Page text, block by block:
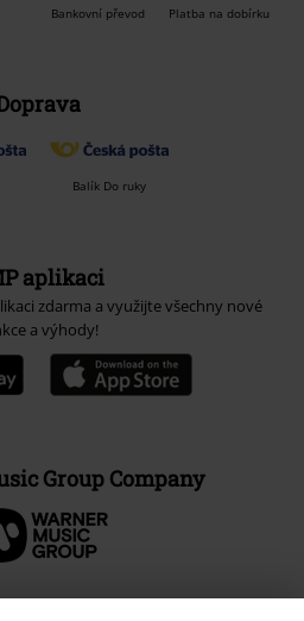
Bankovní převod Platba na dobírku
Balík Do ruky
aplikaci
zdarma a využijte všechny nové
a výhody!
Group Company